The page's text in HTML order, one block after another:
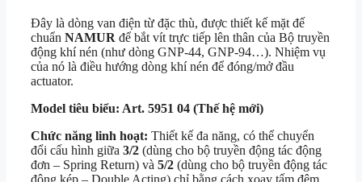
Đây là dòng van điện từ đặc thù, được thiết kế mặt đế
chuẩn NAMUR để bắt vít trực tiếp lên thân của Bộ truyền
động khí nén (như dòng GNP-44, GNP-94…). Nhiệm vụ
của nó là điều hướng dòng khí nén để đóng/mở đầu
actuator.
Model tiêu biểu: Art. 5951 04 (Thế hệ mới)
Chức năng linh hoạt: Thiết kế đa năng, có thể chuyển
đổi cấu hình giữa 3/2 (dùng cho bộ truyền động tác động
đơn – Spring Return) và 5/2 (dùng cho bộ truyền động tác
động kép – Double Acting) chỉ bằng cách xoay tấm đệm